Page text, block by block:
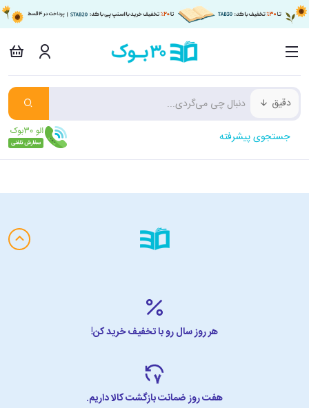
دقیق
جستجوی پیشرفته
هر روز سال رو با تخفیف خرید کن!
هفت روز ضمانت بازگشت کالا داریم.